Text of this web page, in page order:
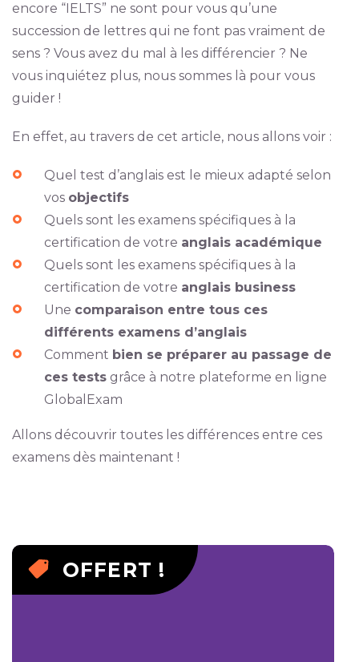
encore “IELTS” ne sont pour vous qu’une
succession de lettres qui ne font pas vraiment de
sens ? Vous avez du mal à les différencier ? Ne
vous inquiétez plus, nous sommes là pour vous
guider !
En effet, au travers de cet article, nous allons voir :
Quel test d’anglais est le mieux adapté selon
vos objectifs
Quels sont les examens spécifiques à la
certification de votre anglais académique
Quels sont les examens spécifiques à la
certification de votre anglais business
Une comparaison entre tous ces
différents examens d’anglais
Comment bien se préparer au passage de
ces testsgrâce à notre plateforme en ligne
GlobalExam
Allons découvrir toutes les différences entre ces
examens dès maintenant !
OFFERT !